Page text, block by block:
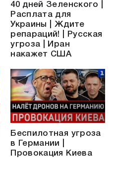
40 дней Зеленского |
Расплата для
Украины | Ждите
репараций! | Русская
угроза | Иран
накажет США
Беспилотная угроза
в Германии |
Провокация Киева